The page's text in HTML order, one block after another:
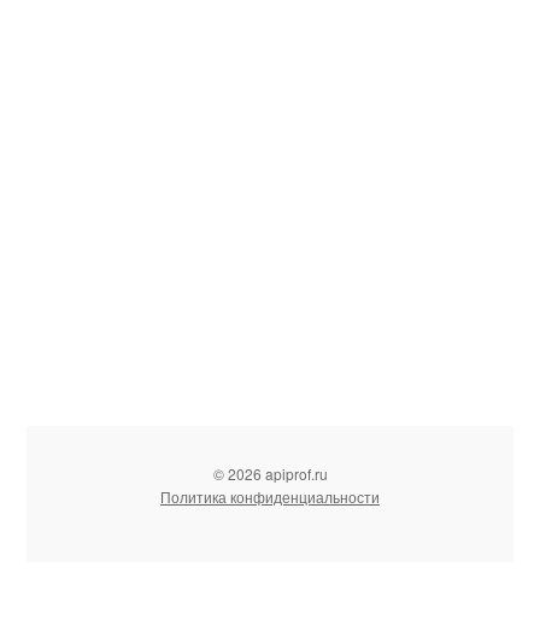
© 2026 apiprof.ru
Политика конфиденциальности